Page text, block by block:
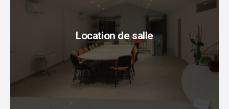
Location de salle
location d'une salle de réunion
équipée de
vidéoprojecteur
, tables & chaises, ainsi que
d'une
connexion à internet en WIFI
La salle possède également un
comptoir / bar
et une
cuisine
.
En savoir plus